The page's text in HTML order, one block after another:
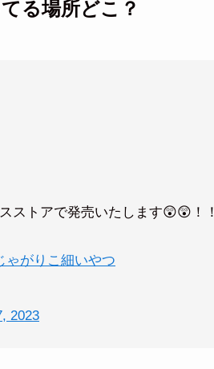
る場所どこ？
ストアで発売いたします😲😲！！
ゃがりこ細いやつ
2023